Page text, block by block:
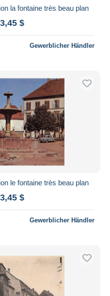
la fontaine très beau plan
$
Gewerblicher Händler
le fontaine très beau plan
$
Gewerblicher Händler